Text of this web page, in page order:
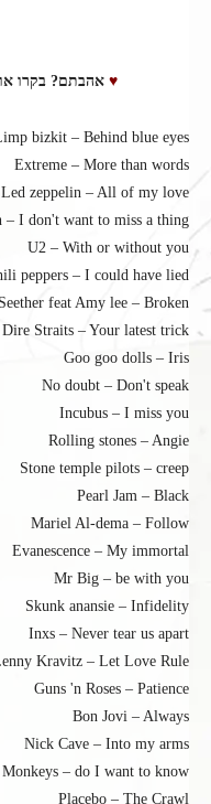
♥ אהבתם? בקרו
bizkit – Behind blue eyes
Extreme – More than words
Led zeppelin – All of my love
– I don't want to miss a thing
U2 – With or without you
peppers – I could have lied
Seether feat Amy lee – Broken
Dire Straits – Your latest trick
Goo goo dolls – Iris
No doubt – Don't speak
Incubus – I miss you
Rolling stones – Angie
Stone temple pilots – creep
Pearl Jam – Black
Mariel Al-dema – Follow
Evanescence – My immortal
Mr Big – be with you
Skunk anansie – Infidelity
Inxs – Never tear us apart
Kravitz – Let Love Rule
Guns 'n Roses – Patience
Bon Jovi – Always
Nick Cave – Into my arms
– do I want to know
Placebo – The Crawl